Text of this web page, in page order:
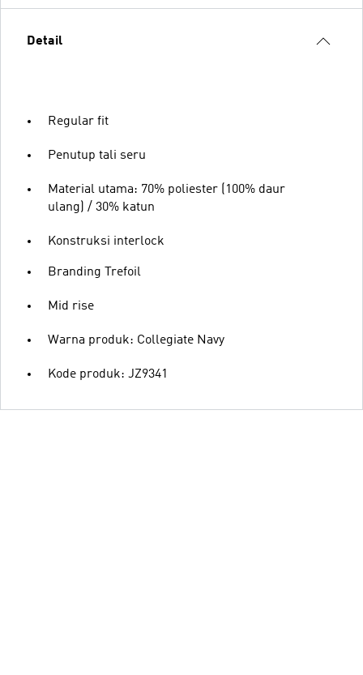
Detail
Regular fit
Penutup tali seru
Material utama: 70% poliester (100% daur
ulang) / 30% katun
Konstruksi interlock
Branding Trefoil
Mid rise
Warna produk: Collegiate Navy
Kode produk: JZ9341